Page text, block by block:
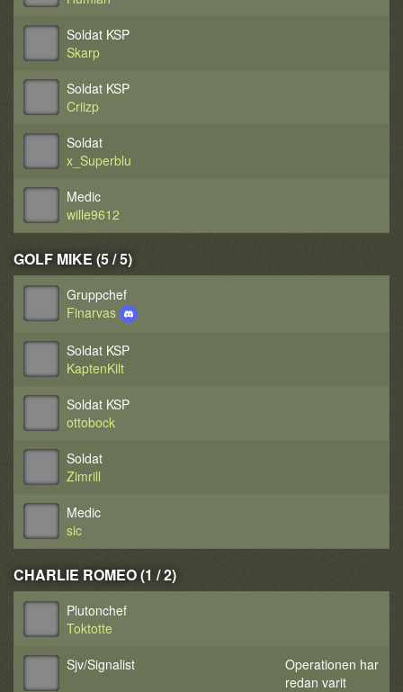
Soldat KSP
Skarp
Soldat KSP
Criizp
Soldat
x_Superblu
Medic
wille9612
GOLF MIKE (5 / 5)
Gruppchef
Finarvas
Soldat KSP
KaptenKilt
Soldat KSP
ottobock
Soldat
Zimrill
Medic
sic
CHARLIE ROMEO (1 / 2)
Plutonchef
Toktotte
Sjv/Signalist
Operationen har
redan varit